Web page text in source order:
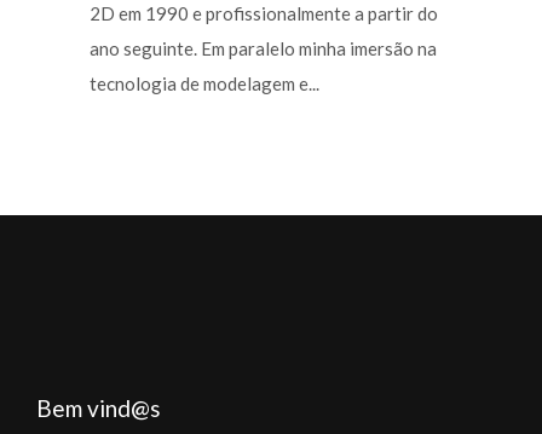
2D em 1990 e profissionalmente a partir do
ano seguinte. Em paralelo minha imersão na
tecnologia de modelagem e...
Bem vind@s